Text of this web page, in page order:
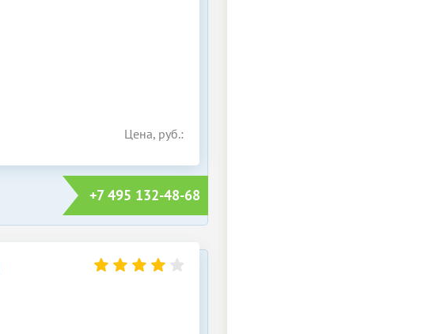
Цена, руб.:
+7 495 132-48-68